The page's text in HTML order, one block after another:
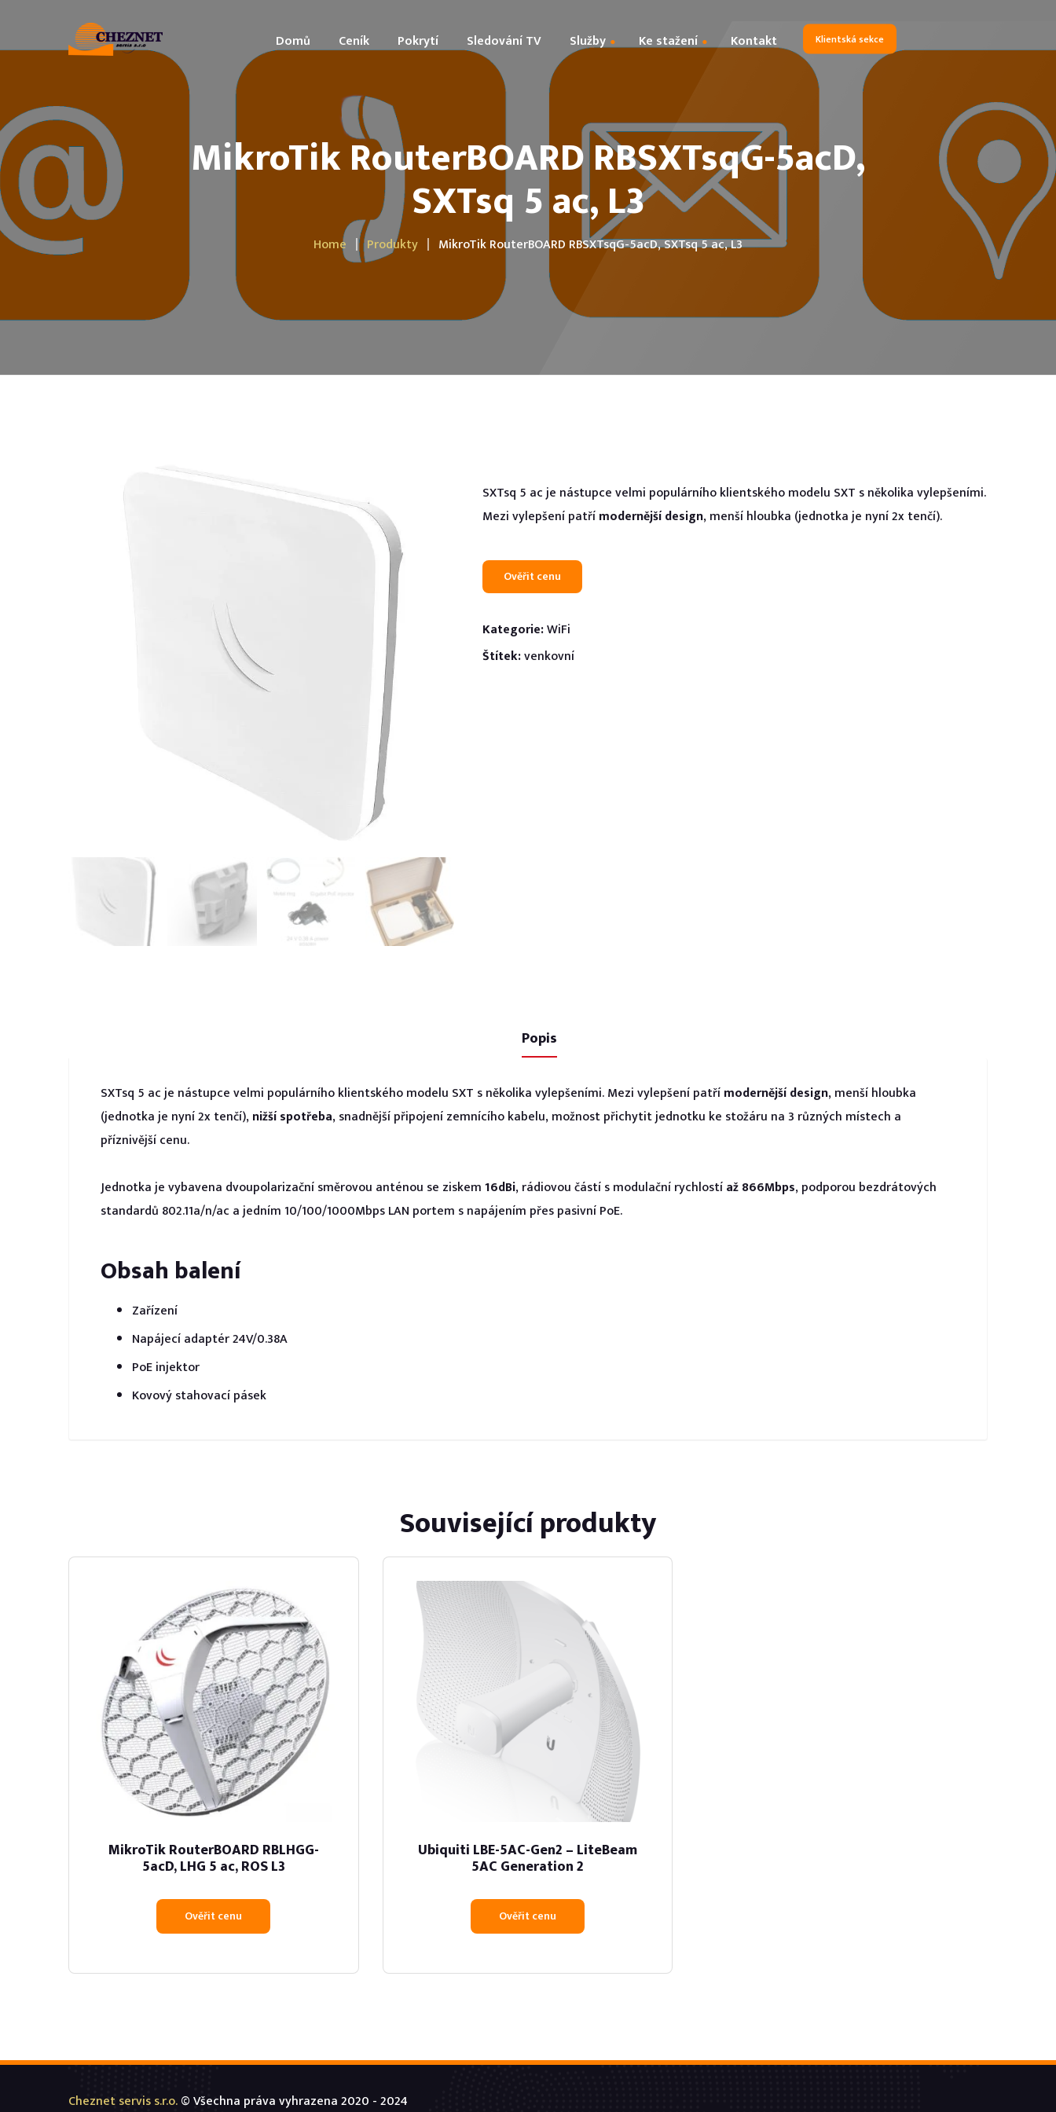
Domů Ceník Pokrytí Sledování TV Služby
Kamerové systémy
Ke stažení
Prohlášení o ochraně a
zpracování osobních údajů
Rozhrání sítě
Všeobecné podmínky
Kontakt Klientská sekce
MikroTik RouterBOARD RBSXTsqG-5acD,
SXTsq 5 ac, L3
Home Produkty MikroTik RouterBOARD RBSXTsqG-5acD, SXTsq 5 ac, L3
SXTsq 5 ac je nástupce velmi populárního klientského modelu SXT s několika vylepšeními.
Mezi vylepšení patřímodernější design, menší hloubka (jednotka je nyní 2x tenčí).
Ověřit cenu
Kategorie:WiFi
Štítek:venkovní
Popis
SXTsq 5 ac je nástupce velmi populárního klientského modelu SXT s několika vylepšeními. Mezi vylepšení patřímodernější design, menší hloubka
(jednotka je nyní 2x tenčí),nižší spotřeba, snadnější připojení zemnícího kabelu, možnost přichytit jednotku ke stožáru na 3 různých místech a
příznivější cenu.
Jednotka je vybavena dvoupolarizační směrovou anténou se ziskem16dBi, rádiovou částí s modulační rychlostíaž 866Mbps, podporou bezdrátových
standardů 802.11a/n/ac a jedním 10/100/1000Mbps LAN portem s napájením přes pasivní PoE.
Obsah balení
Zařízení
Napájecí adaptér 24V/0.38A
PoE injektor
Kovový stahovací pásek
Související produkty
MikroTik RouterBOARD RBLHGG-
5acD, LHG 5 ac, ROS L3
Ověřit cenu
Ubiquiti LBE-5AC-Gen2 – LiteBeam
5AC Generation 2
Ověřit cenu
Cheznet servis s.r.o.© Všechna práva vyhrazena 2020 - 2024